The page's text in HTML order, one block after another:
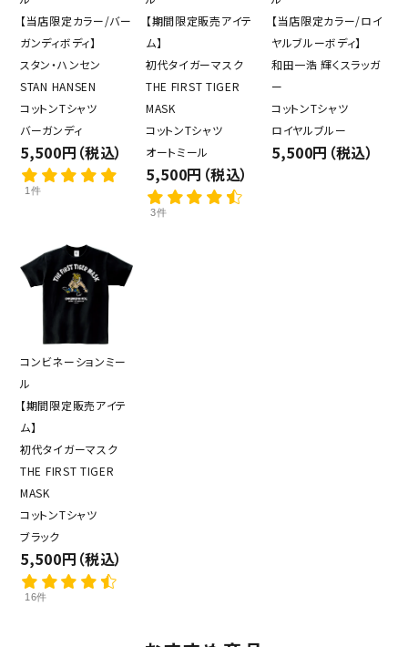
【当店限定カラー/バー
ガンディボディ】
スタン・ハンセン
STAN HANSEN
コットンTシャツ
バーガンディ
5,500円（税込）
1件
【期間限定販売アイテ
ム】
初代タイガーマスク
THE FIRST TIGER
MASK
コットンTシャツ
オートミール
5,500円（税込）
3件
【当店限定カラー/ロイ
ヤルブルーボディ】
和田一浩 輝くスラッガ
ー
コットンTシャツ
ロイヤルブルー
5,500円（税込）
コンビネーションミー
ル
【期間限定販売アイテ
ム】
初代タイガーマスク
THE FIRST TIGER
MASK
コットンTシャツ
ブラック
5,500円（税込）
16件